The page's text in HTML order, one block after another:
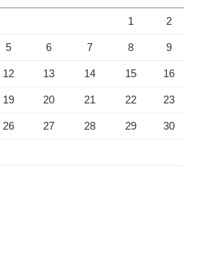
1 2
5 6 7 8 9
12 13 14 15 16
19 20 21 22 23
26 27 28 29 30